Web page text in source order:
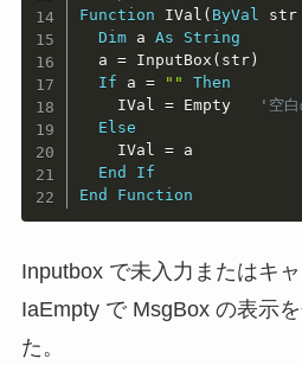
Function IVal ( ByVal
Dim a As
String
  a
= InputBox ( str )
If a = ""
Then
    IVal
= Empty
'空白
Else
    IVal
= a
End
If
End
Function
Inputbox で未入力またはキ
IaEmpty で MsgBox の表示
た。